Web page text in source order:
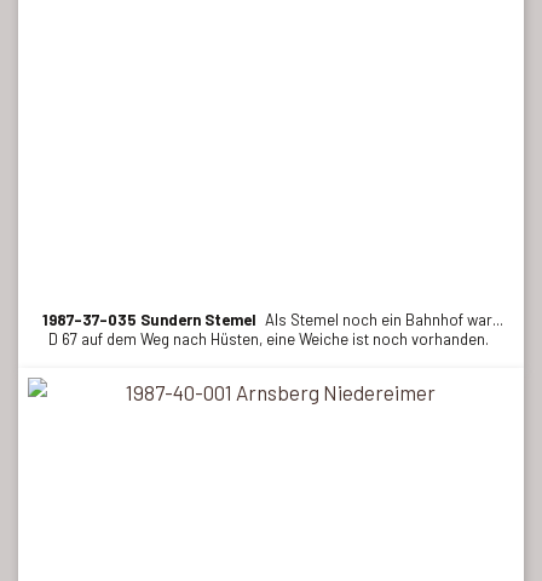
1987-37-035 Sundern Stemel Als Stemel noch ein Bahnhof war...
D 67 auf dem Weg nach Hüsten, eine Weiche ist noch vorhanden.